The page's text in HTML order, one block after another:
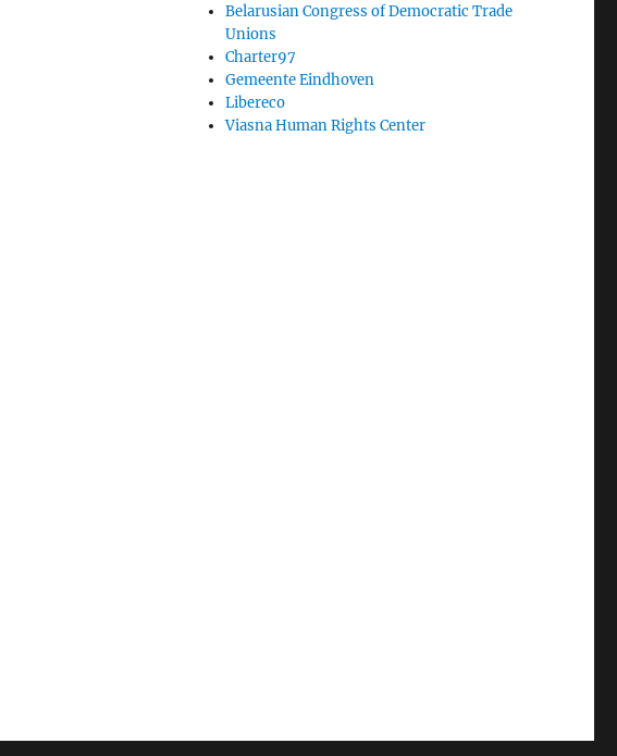
Belarusian Congress of Democratic Trade
Unions
Charter97
Gemeente Eindhoven
Libereco
Viasna Human Rights Center